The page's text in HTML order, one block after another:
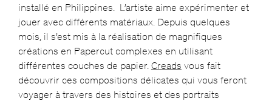
installé en Philippines. L’artiste aime expérimenter et
jouer avec différents matériaux. Depuis quelques
mois, il s’est mis à la réalisation de magnifiques
créations en Papercut complexes en utilisant
différentes couches de papier. Creads vous fait
découvrir ces compositions délicates qui vous feront
voyager à travers des histoires et des portraits